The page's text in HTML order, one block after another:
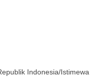
Indonesia/Istimewa